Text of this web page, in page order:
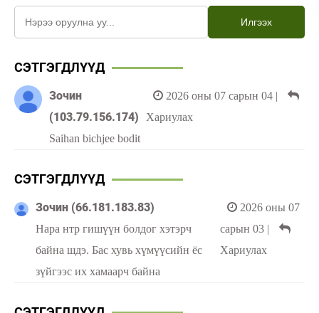
Илгээх
СЭТГЭГДЛҮҮД
Зочин
(103.79.156.174)
Saihan bichjee bodit
2026 оны 07 сарын 04 |
Хариулах
СЭТГЭГДЛҮҮД
Зочин (66.181.183.83)
Нара нтр гишүүн болдог хэтэрч
байна шдэ. Бас хувь хүмүүсийн ёс
зүйгээс их хамаарч байна
2026 оны 07
сарын 03 |
Хариулах